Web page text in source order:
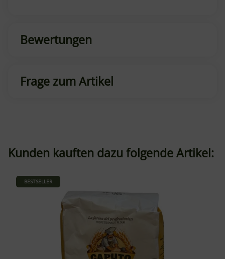
Bewertungen
Frage zum Artikel
Kunden kauften dazu folgende Artikel:
BESTSELLER